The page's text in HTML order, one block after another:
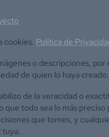
cookies. Política de
o descripciones, por
de quien lo haya
de la veracidad o
que todo sea lo más preciso
que tomes, y